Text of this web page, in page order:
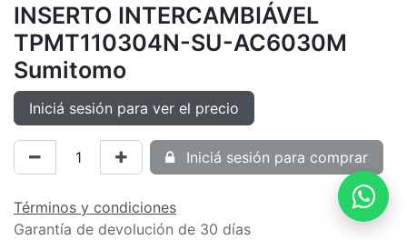
INSERTO INTERCAMBIÁVEL
TPMT110304N-SU-AC6030M
Sumitomo
Iniciá sesión para ver el precio
Iniciá sesión para comprar
Términos y condiciones
Garantía de devolución de 30 días